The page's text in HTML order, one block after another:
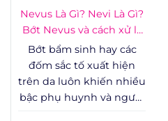
Nevus Là Gì? Nevi Là Gì?
Bớt Nevus và cách xử lý
an toàn
Bớt bẩm sinh hay các
đốm sắc tố xuất hiện
trên da luôn khiến nhiều
bậc phụ huynh và người